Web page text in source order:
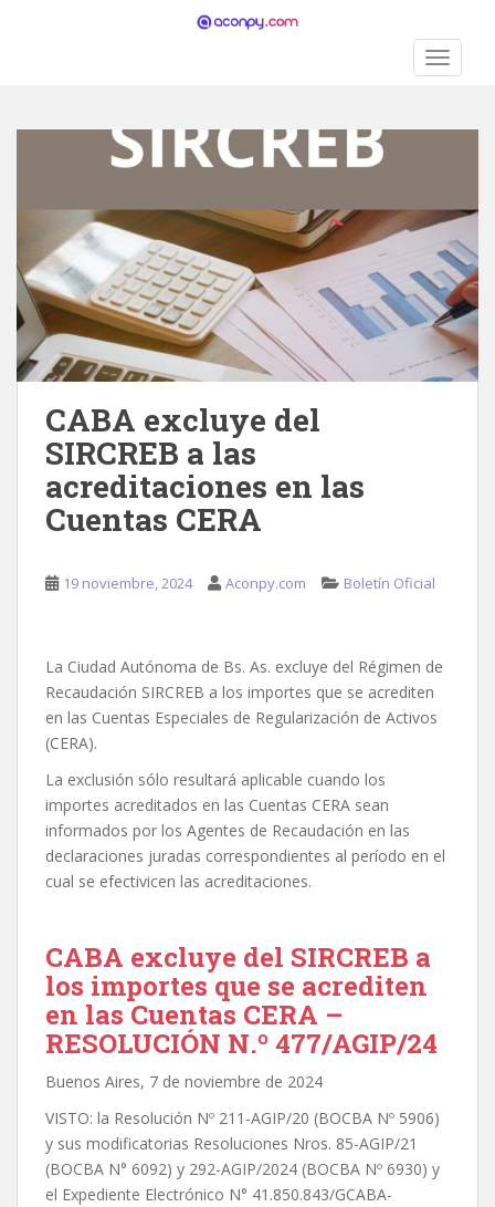
CABA excluye del
SIRCREB a las
acreditaciones en las
Cuentas CERA
19 noviembre, 2024 Aconpy.com Boletín Oficial
La Ciudad Autónoma de Bs. As. excluye del Régimen de
Recaudación SIRCREB a los importes que se acrediten
en las Cuentas Especiales de Regularización de Activos
(CERA).
La exclusión sólo resultará aplicable cuando los
importes acreditados en las Cuentas CERA sean
informados por los Agentes de Recaudación en las
declaraciones juradas correspondientes al período en el
cual se efectivicen las acreditaciones.
CABA excluye del SIRCREB a
los importes que se acrediten
en las Cuentas CERA –
RESOLUCIÓN N.º 477/AGIP/24
Buenos Aires, 7 de noviembre de 2024
VISTO: la Resolución Nº 211-AGIP/20 (BOCBA Nº 5906)
y sus modificatorias Resoluciones Nros. 85-AGIP/21
(BOCBA N° 6092) y 292-AGIP/2024 (BOCBA Nº 6930) y
el Expediente Electrónico N° 41.850.843/GCABA-